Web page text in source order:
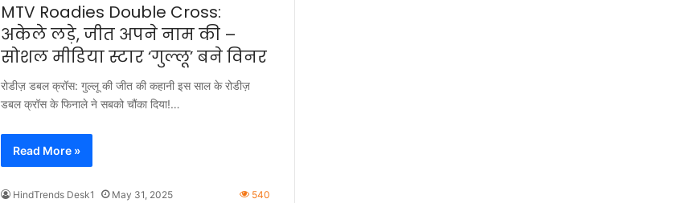
MTV Roadies Double Cross:
अकेले लड़े, जीत अपने नाम की –
सोशल मीडिया स्टार ‘गुल्लू’ बने विनर
रोडीज़ डबल क्रॉस: गुल्लू की जीत की कहानी इस साल के रोडीज़
डबल क्रॉस के फिनाले ने सबको चौंका दिया!…
Read More »
HindTrends Desk1 May 31, 2025 540